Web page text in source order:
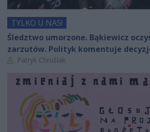
TYLKO U NAS!
Śledztwo umorzone. Bąkiewicz
zarzutów. Polityk komentuje
Autor artykułu:
Patryk Chruślak